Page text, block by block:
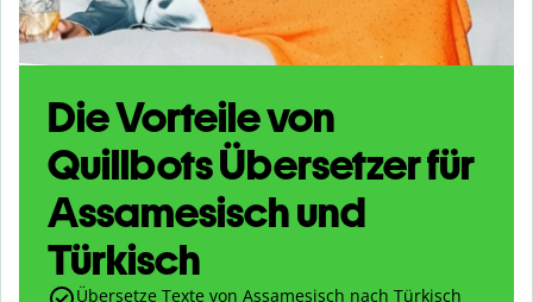
Die Vorteile von
Quillbots Übersetzer für
Assamesisch und
Türkisch
Übersetze Texte von Assamesisch nach Türkisch